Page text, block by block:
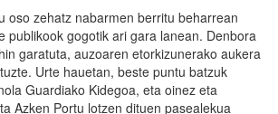
oso zehatz nabarmen berritu beharrean
publikook gogotik ari gara lanean. Denbora
garatuta, auzoaren etorkizunerako aukera
Urte hauetan, beste puntu batzuk
Guardiako Kidegoa, eta oinez eta
Azken Portu lotzen dituen pasealekua